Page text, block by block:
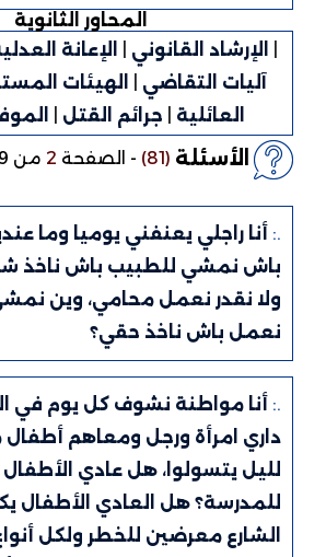
المحاور الثانوية
الإرشاد القانوني| الإعانة
آليات التقاضي | الهيئات
العائلية | جرائم القتل | الموفق
الأسئلة (81)
-الصفحة2 من 9
أنا راجلي يعنفني يوميا وما
باش نمشي للطبيب باش ناخذ
ولا نقدر نعمل محامي، وين
نعمل باش ناخذ حقي؟
أنا مواطنة نشوف كل يوم في
داري امرأة ورجل ومعاهم أطفال
لليل يتسولوا، هل عادي الأطفال
للمدرسة؟ هل العادي الأطفال
الشارع معرضين للخطر ولكل أنواع